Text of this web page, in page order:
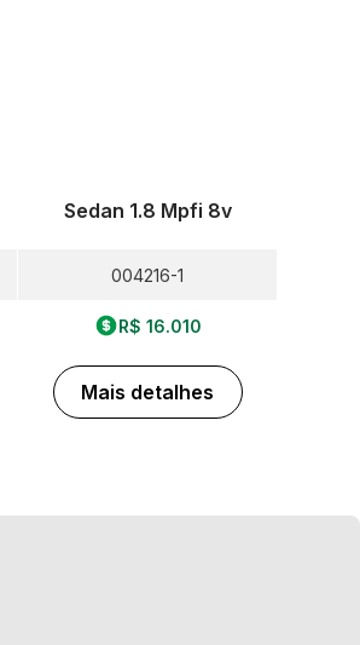
Sedan 1.8 Mpfi 8v
004216-1
R$ 16.010
Mais detalhes